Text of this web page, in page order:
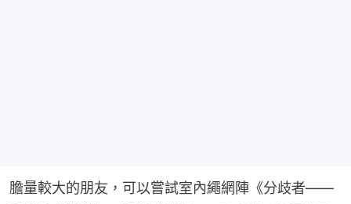
膽量較大的朋友，可以嘗試室內繩網陣《分歧者——